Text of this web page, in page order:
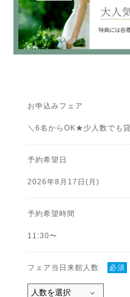
お申込みフェア
＼6名からOK★少人数でも
予約希望日
2026年8月17日(月)
予約希望時間
11:30〜
フェア当日来館人数 必須